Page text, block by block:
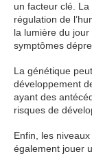
un facteur clé.
régulation de
la lumière du
symptômes
La génétique
développement
ayant des
risques de
Enfin, les
également jouer